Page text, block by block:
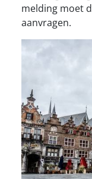
melding moet
aanvragen.